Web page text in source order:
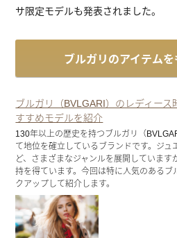
サ限定モデルも発表されました。
ブルガリのアイテムを
ブルガリ（BVLGARI）のレディー
すすめモデルを紹介
130年以上の歴史を持つブルガリ（
て地位を確立しているブランドです。ジュ
ど、さまざまなジャンルを展開していま
持を得ています。今回は特に人気のあるブ
クアップして紹介します。